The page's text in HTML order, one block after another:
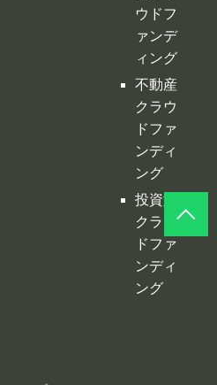
ウドフ
ァンデ
ィング
不動産
クラウ
ドファ
ンディ
ング
投資型
クラウ
ドファ
ンディ
ング